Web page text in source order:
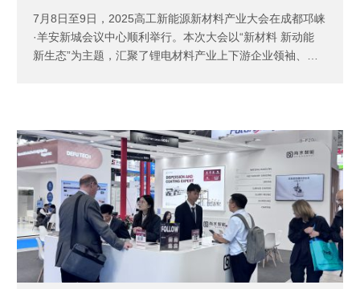
7月8日至9日，2025高工新能源新材料产业大会在成都邛崃
·羊安新城会议中心顺利举行。本次大会以“新材料 新动能
新生态”为主题，汇聚了锂电材料产业上下游企业领袖、